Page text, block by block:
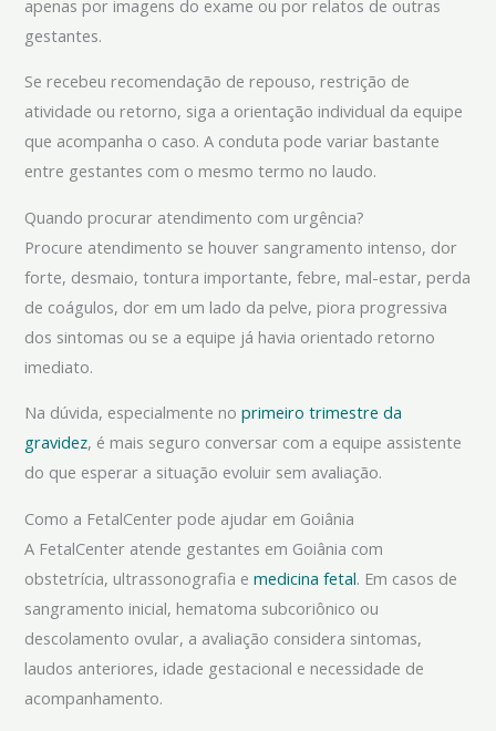
apenas por imagens do exame ou por relatos de outras
gestantes.
Se recebeu recomendação de repouso, restrição de
atividade ou retorno, siga a orientação individual da equipe
que acompanha o caso. A conduta pode variar bastante
entre gestantes com o mesmo termo no laudo.
Quando procurar atendimento com urgência?
Procure atendimento se houver sangramento intenso, dor
forte, desmaio, tontura importante, febre, mal-estar, perda
de coágulos, dor em um lado da pelve, piora progressiva
dos sintomas ou se a equipe já havia orientado retorno
imediato.
Na dúvida, especialmente noprimeiro trimestre da
gravidez, é mais seguro conversar com a equipe assistente
do que esperar a situação evoluir sem avaliação.
Como a FetalCenter pode ajudar em Goiânia
A FetalCenter atende gestantes em Goiânia com
obstetrícia, ultrassonografia emedicina fetal. Em casos de
sangramento inicial, hematoma subcoriônico ou
descolamento ovular, a avaliação considera sintomas,
laudos anteriores, idade gestacional e necessidade de
acompanhamento.